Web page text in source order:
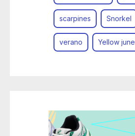
scarpines Snorkel
verano Yellow june